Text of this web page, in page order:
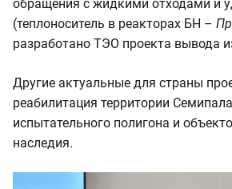
обращения с жидкими отходами и
(теплоноситель в реакторах БН –
разработано ТЭО проекта вывода
Другие актуальные для страны
реабилитация территории
испытательного полигона и
наследия.